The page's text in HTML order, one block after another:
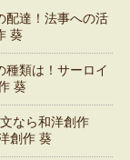
配達！法事への活
葵
種類は！サーロイ
葵
なら和洋創作
創作 葵